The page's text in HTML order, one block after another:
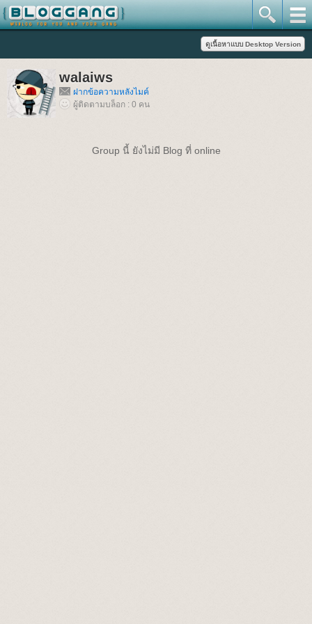
walaiws
ฝากข้อความหลังไมค์
ผู้ติดตามบล็อก : 0 คน
Group นี้ ยังไม่มี Blog ที่ online